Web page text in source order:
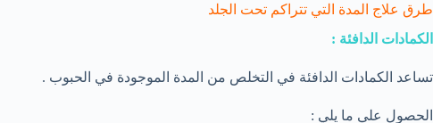
طرق علاج المدة التي تتراكم تحت الجلد
الكمادات الدافئة :
تساعد الكمادات الدافئة في التخلص من المدة الموجودة في الحبوب .
الحصول علي ما يلي :